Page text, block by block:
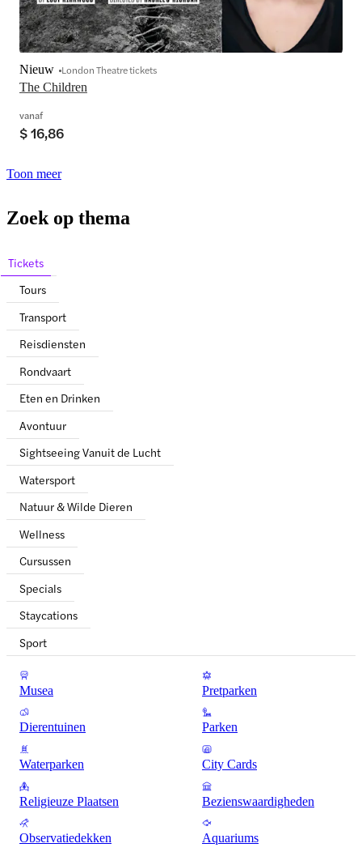
The Children
Nieuw London Theatre tickets
vanaf
$ 16,86
Toon meer
Zoek op thema
Tickets
Tours
Transport
Reisdiensten
Rondvaart
Eten en Drinken
Avontuur
Sightseeing Vanuit de Lucht
Watersport
Natuur & Wilde Dieren
Wellness
Cursussen
Specials
Staycations
Sport
Musea Pretparken
Dierentuinen Parken
Waterparken City Cards
Religieuze Plaatsen Bezienswaardigheden
Observatiedekken Aquariums